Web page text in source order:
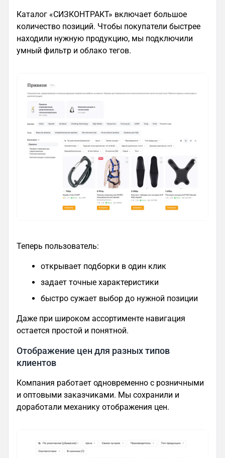
Каталог «СИЗКОНТРАКТ» включает большое
количество позиций. Чтобы покупатели быстрее
находили нужную продукцию, мы подключили
умный фильтр и облако тегов.
Теперь пользователь:
открывает подборки в один клик
задает точные характеристики
быстро сужает выбор до нужной позиции
Даже при широком ассортименте навигация
остается простой и понятной.
Отображение цен для разных типов
клиентов
Компания работает одновременно с розничными
и оптовыми заказчиками. Мы сохранили и
доработали механику отображения цен.